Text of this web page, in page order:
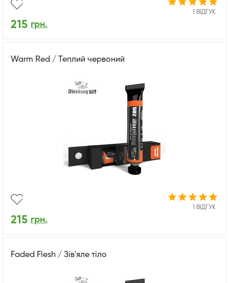
1 ВІДГУК
215 грн.
Warm Red / Теплий червоний
1 ВІДГУК
215 грн.
Faded Flesh / Зів'яле тіло